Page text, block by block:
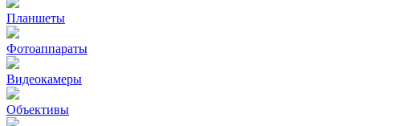
Планшеты
Фотоаппараты
Видеокамеры
Объективы